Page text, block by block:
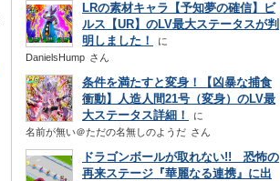
LRの素材キャラ【予知夢の確信】ビ
ルス【UR】のLV最大ステータスが判
明しました！
DanielsHump さん
条件を満たすと変身！【凶暴な捕食
衝動】人造人間21号（変身）のLV最
大ステータス詳細！
名前が無い＠ただの名無しのようだ さん
ドラゴンボールが取れない!! 恐怖の
再来ステージ『華麗なる連携』に出